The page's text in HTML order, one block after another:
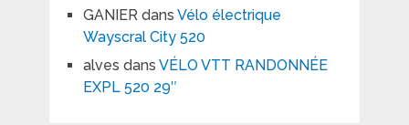
GANIERdans Vélo électrique
Wayscral City 520
alves dans VÉLO VTT RANDONNÉE
EXPL 520 29″